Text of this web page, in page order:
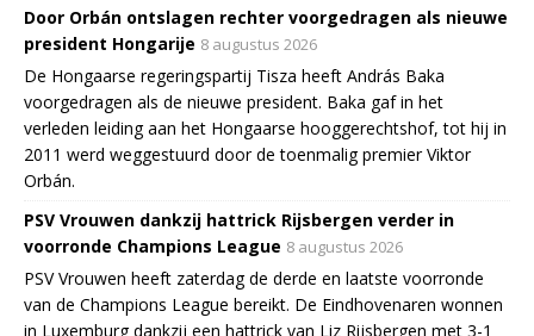
Door Orbán ontslagen rechter voorgedragen als nieuwe
president Hongarije 8 augustus 2026
De Hongaarse regeringspartij Tisza heeft András Baka
voorgedragen als de nieuwe president. Baka gaf in het
verleden leiding aan het Hongaarse hooggerechtshof, tot hij in
2011 werd weggestuurd door de toenmalig premier Viktor
Orbán.
PSV Vrouwen dankzij hattrick Rijsbergen verder in
voorronde Champions League 8 augustus 2026
PSV Vrouwen heeft zaterdag de derde en laatste voorronde
van de Champions League bereikt. De Eindhovenaren wonnen
in Luxemburg dankzij een hattrick van Liz Rijsbergen met 3-1